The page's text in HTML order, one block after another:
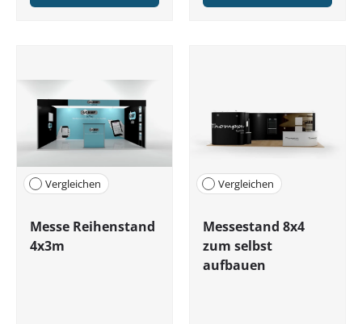
Vergleichen
Messe Reihenstand
4x3m
Vergleichen
Messestand 8x4
zum selbst
aufbauen